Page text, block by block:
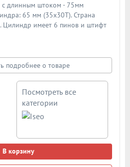
с длинным штоком - 75мм
65 мм (35х30T). Страна
Цилиндр имеет 6 пинов и штифт
Поворотная ручка
Схема цилиндра в подробном
подробнее о товаре
Посмотреть все
категории
В корзину